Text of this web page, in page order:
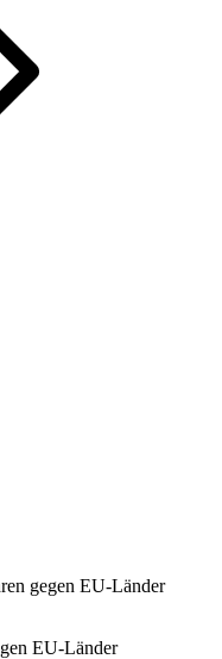
gegen EU-Länder
EU-Länder